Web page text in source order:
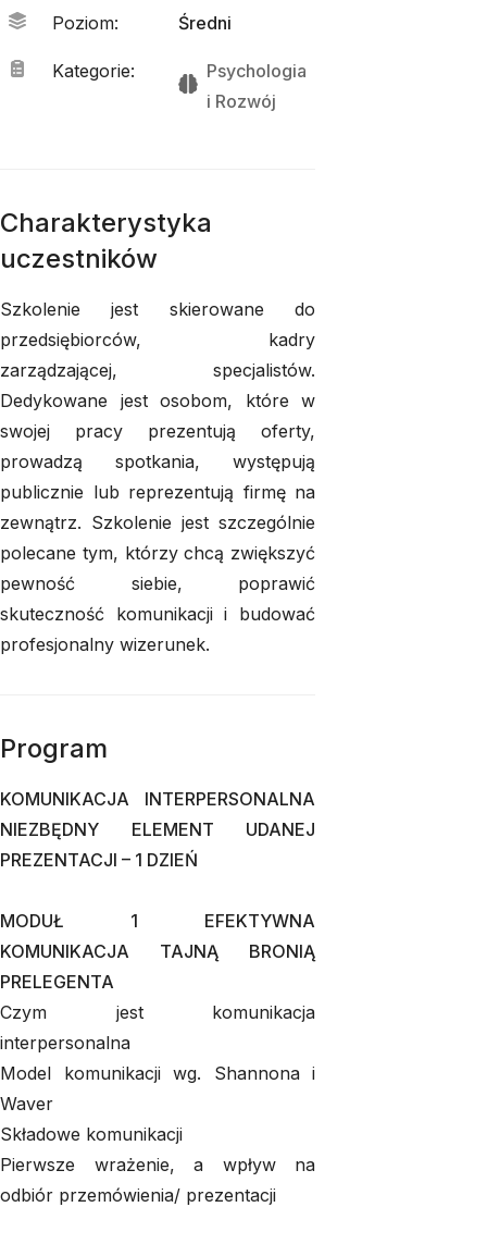
Poziom: Średni
Kategorie:
Psychologia
i Rozwój
Charakterystyka
uczestników
Szkolenie jest skierowane do
przedsiębiorców, kadry
zarządzającej, specjalistów.
Dedykowane jest osobom, które w
swojej pracy prezentują oferty,
prowadzą spotkania, występują
publicznie lub reprezentują firmę na
zewnątrz. Szkolenie jest szczególnie
polecane tym, którzy chcą zwiększyć
pewność siebie, poprawić
skuteczność komunikacji i budować
profesjonalny wizerunek.
Program
KOMUNIKACJA INTERPERSONALNA
NIEZBĘDNY ELEMENT UDANEJ
PREZENTACJI – 1 DZIEŃ
MODUŁ 1 EFEKTYWNA
KOMUNIKACJA TAJNĄ BRONIĄ
PRELEGENTA
Czym jest komunikacja
interpersonalna
Model komunikacji wg. Shannona i
Waver
Składowe komunikacji
Pierwsze wrażenie, a wpływ na
odbiór przemówienia/ prezentacji